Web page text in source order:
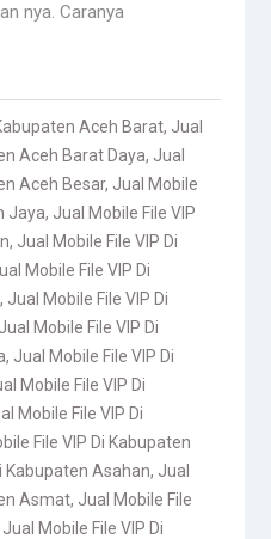
nya. Caranya
Aceh Barat, Jual
Aceh Barat Daya, Jual
Aceh Besar, Jual Mobile
Jaya, Jual Mobile File VIP
, Jual Mobile File VIP Di
Mobile File VIP Di
, Jual Mobile File VIP Di
Jual Mobile File VIP Di
, Jual Mobile File VIP Di
Mobile File VIP Di
Mobile File VIP Di
File VIP Di Kabupaten
Kabupaten Asahan, Jual
Asmat, Jual Mobile File
Jual Mobile File VIP Di